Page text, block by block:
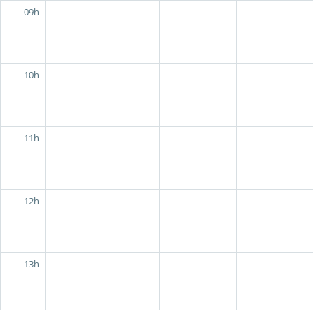
09h
10h
11h
12h
13h